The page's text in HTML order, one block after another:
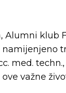
Alumni klub
namijenjeno
med.
važne